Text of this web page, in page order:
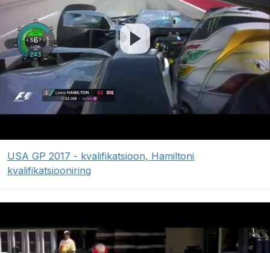
USA GP 2017 - kvalifikatsioon, Hamiltoni
kvalifikatsiooniring